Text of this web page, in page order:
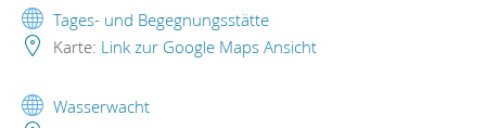
Tages- und Begegnungsstätte
Karte: Link zur Google Maps Ansicht
Wasserwacht